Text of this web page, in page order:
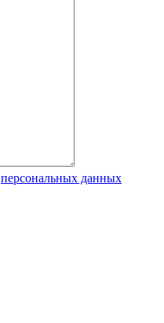
персональных данных